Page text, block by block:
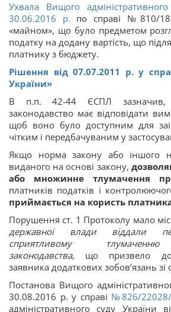
Ухвала Вищого
30.06.2016 р. по справі №810/
«майном», що було предметом
податку на додану вартість, що
платнику з бюджету.
Рішення від 07.07.2011 р. у
України»
В п.п. 42-44 ЄСПЛ зазначив,
законодавство має відповідати
щоб воно було доступним для
чітким і передбачуваним у
Якщо норма закону або іншого
виданого на основі закону,
або множинне тлумачення
платників податків і
приймається на користь
Порушення ст. 1 Протоколу мало
державної влади віддали
сприятливому тлумаченню
законодавства, що призвело
заявника додаткових зобов’язань зі
Постанова Вищого
30.08.2016 р. у справі №826/
адміністративного суду України